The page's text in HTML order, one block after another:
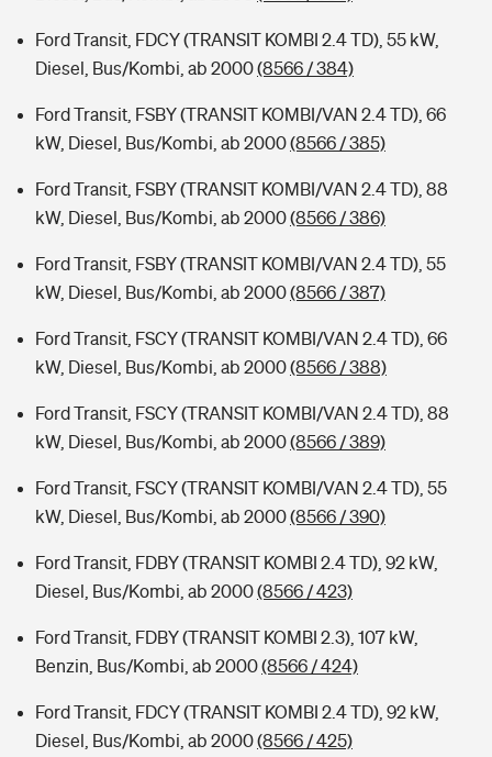
Ford Transit, FDCY (TRANSIT KOMBI 2.4 TD), 55 kW,
Diesel, Bus/Kombi, ab 2000(8566 / 384)
Ford Transit, FSBY (TRANSIT KOMBI/VAN 2.4 TD), 66
kW, Diesel, Bus/Kombi, ab 2000(8566 / 385)
Ford Transit, FSBY (TRANSIT KOMBI/VAN 2.4 TD), 88
kW, Diesel, Bus/Kombi, ab 2000(8566 / 386)
Ford Transit, FSBY (TRANSIT KOMBI/VAN 2.4 TD), 55
kW, Diesel, Bus/Kombi, ab 2000(8566 / 387)
Ford Transit, FSCY (TRANSIT KOMBI/VAN 2.4 TD), 66
kW, Diesel, Bus/Kombi, ab 2000(8566 / 388)
Ford Transit, FSCY (TRANSIT KOMBI/VAN 2.4 TD), 88
kW, Diesel, Bus/Kombi, ab 2000(8566 / 389)
Ford Transit, FSCY (TRANSIT KOMBI/VAN 2.4 TD), 55
kW, Diesel, Bus/Kombi, ab 2000(8566 / 390)
Ford Transit, FDBY (TRANSIT KOMBI 2.4 TD), 92 kW,
Diesel, Bus/Kombi, ab 2000(8566 / 423)
Ford Transit, FDBY (TRANSIT KOMBI 2.3), 107 kW,
Benzin, Bus/Kombi, ab 2000(8566 / 424)
Ford Transit, FDCY (TRANSIT KOMBI 2.4 TD), 92 kW,
Diesel, Bus/Kombi, ab 2000(8566 / 425)